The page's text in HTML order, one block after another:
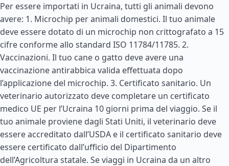
Per essere importati in Ucraina, tutti gli animali devono
avere: 1. Microchip per animali domestici. Il tuo animale
deve essere dotato di un microchip non crittografato a 15
cifre conforme allo standard ISO 11784/11785. 2.
Vaccinazioni. Il tuo cane o gatto deve avere una
vaccinazione antirabbica valida effettuata dopo
l’applicazione del microchip. 3. Certificato sanitario. Un
veterinario autorizzato deve completare un certificato
medico UE per l’Ucraina 10 giorni prima del viaggio. Se il
tuo animale proviene dagli Stati Uniti, il veterinario deve
essere accreditato dall’USDA e il certificato sanitario deve
essere certificato dall’ufficio del Dipartimento
dell’Agricoltura statale. Se viaggi in Ucraina da un altro